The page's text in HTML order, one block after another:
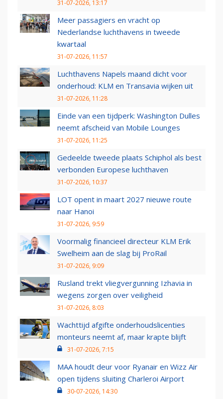
31-07-2026, 13:17
Meer passagiers en vracht op
Nederlandse luchthavens in tweede
kwartaal
31-07-2026, 11:57
Luchthavens Napels maand dicht voor
onderhoud: KLM en Transavia wijken uit
31-07-2026, 11:28
Einde van een tijdperk: Washington Dulles
neemt afscheid van Mobile Lounges
31-07-2026, 11:25
Gedeelde tweede plaats Schiphol als best
verbonden Europese luchthaven
31-07-2026, 10:37
LOT opent in maart 2027 nieuwe route
naar Hanoi
31-07-2026, 9:59
Voormalig financieel directeur KLM Erik
Swelheim aan de slag bij ProRail
31-07-2026, 9:09
Rusland trekt vliegvergunning Izhavia in
wegens zorgen over veiligheid
31-07-2026, 8:03
Wachttijd afgifte onderhoudslicenties
monteurs neemt af, maar krapte blijft
31-07-2026, 7:15
MAA houdt deur voor Ryanair en Wizz Air
open tijdens sluiting Charleroi Airport
30-07-2026, 14:30